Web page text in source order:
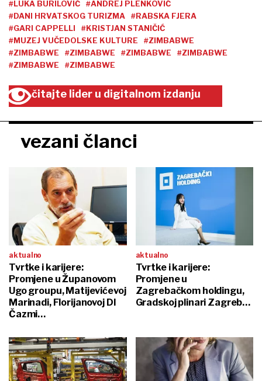
#LUKA BURILOVIĆ
#ANDREJ PLENKOVIĆ
#DANI HRVATSKOG TURIZMA
#RABSKA FJERA
#GARI CAPPELLI
#KRISTJAN STANIČIĆ
#MUZEJ VUČEDOLSKE KULTURE
#ZIMBABWE
#ZIMBABWE
#ZIMBABWE #ZIMBABWE
#ZIMBABWE
#ZIMBABWE
#ZIMBABWE
čitajte lider u digitalnom izdanju
vezani članci
aktualno
Tvrtke i karijere:
Promjene u Županovom
Ugo groupu, Matijevićevoj
Marinadi, Florijanovoj DI
Čazmi…
aktualno
Tvrtke i karijere:
Promjene u
Zagrebačkom holdingu,
Gradskoj plinari Zagreb…